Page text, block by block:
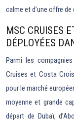
calme et d’une offre
MSC CRUISES
DÉPLOYÉES
Parmi les
Cruises et Costa
pour le marché
moyenne et grande
départ de Dubaï,